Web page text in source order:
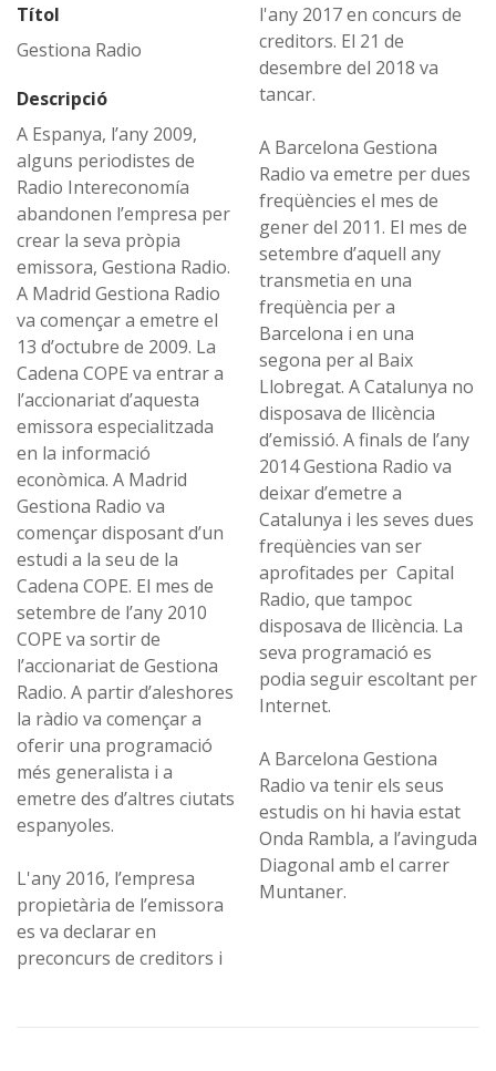
Títol
Gestiona Radio
Descripció
A Espanya, l’any 2009,
alguns periodistes de
Radio Intereconomía
abandonen l’empresa per
crear la seva pròpia
emissora, Gestiona Radio.
A Madrid Gestiona Radio
va començar a emetre el
13 d’octubre de 2009. La
Cadena COPE va entrar a
l’accionariat d’aquesta
emissora especialitzada
en la informació
econòmica. A Madrid
Gestiona Radio va
començar disposant d’un
estudi a la seu de la
Cadena COPE. El mes de
setembre de l’any 2010
COPE va sortir de
l’accionariat de Gestiona
Radio. A partir d’aleshores
la ràdio va començar a
oferir una programació
més generalista i a
emetre des d’altres ciutats
espanyoles.
L'any 2016, l’empresa
propietària de l’emissora
es va declarar en
preconcurs de creditors i
l'any 2017 en concurs de
creditors. El 21 de
desembre del 2018 va
tancar.
A Barcelona Gestiona
Radio va emetre per dues
freqüències el mes de
gener del 2011. El mes de
setembre d’aquell any
transmetia en una
freqüència per a
Barcelona i en una
segona per al Baix
Llobregat. A Catalunya no
disposava de llicència
d’emissió. A finals de l’any
2014 Gestiona Radio va
deixar d’emetre a
Catalunya i les seves dues
freqüències van ser
aprofitades per Capital
Radio, que tampoc
disposava de llicència. La
seva programació es
podia seguir escoltant per
Internet.
A Barcelona Gestiona
Radio va tenir els seus
estudis on hi havia estat
Onda Rambla, a l’avinguda
Diagonal amb el carrer
Muntaner.